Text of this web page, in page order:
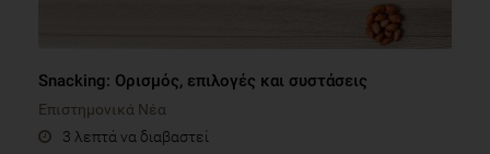
Snacking: Ορισμός, επιλογές και συστάσεις
Επιστημονικά Νέα
3 λεπτά να διαβαστεί